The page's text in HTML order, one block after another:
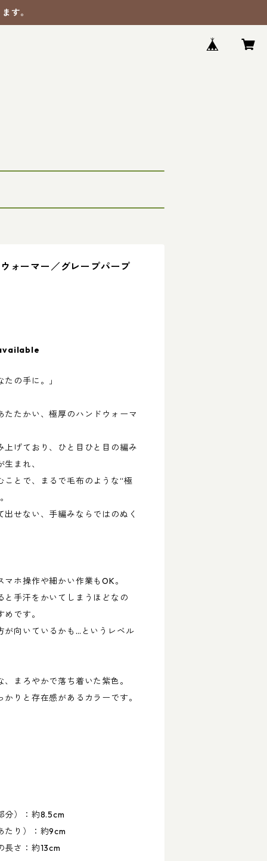
す。
ォーマー／グレープパープ
の手に。」
たかい、極厚のハンドウォーマ
上げており、ひと目ひと目の編み
まれ、
ことで、まるで毛布のような“極
せない、手編みならではのぬく
ホ操作や細かい作業もOK。
と手汗をかいてしまうほどなの
です。
が向いているかも…というレベル
まろやかで落ち着いた紫色。
りと存在感があるカラーです。
分）：約8.5cm
たり）：約9cm
長さ：約13cm